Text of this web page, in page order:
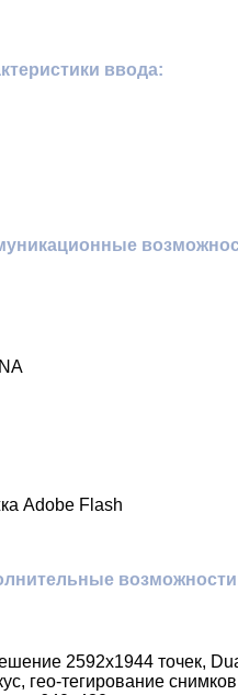
ввода:
Adobe Flash
2592х1944 точек,
гео-тегирование снимков